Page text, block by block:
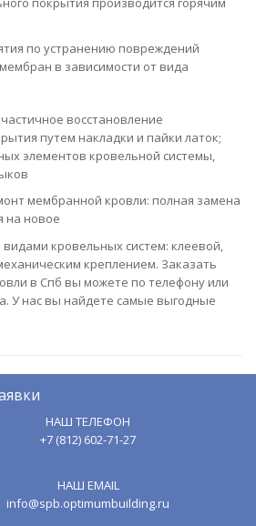
по устранению повреждений
в зависимости от вида
восстановление
путем накладки и пайки латок;
элементов кровельной системы,
мембранной кровли: полная замена
на новое
кровельных систем: клеевой,
креплением. Заказать
в Спб вы можете по телефону или
У нас вы найдете самые выгодные
НАШ ТЕЛЕФОН
+7 (812) 602-71-27
НАШ EMAIL
info@spb.optimumbuilding.ru